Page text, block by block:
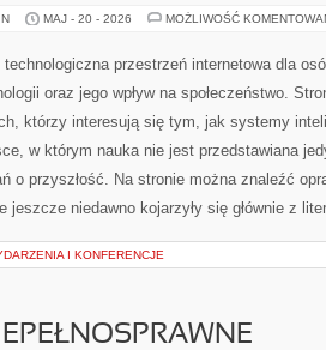
MAJ - 20 - 2026 MOŻLIWOŚĆ
przestrzeń internetowa dla
oraz jego wpływ na społeczeństwo.
którzy interesują się tym, jak systemy
w którym nauka nie jest przedstawiana
o przyszłość. Na stronie można znaleźć
jeszcze niedawno kojarzyły się głównie z
I KONFERENCJE